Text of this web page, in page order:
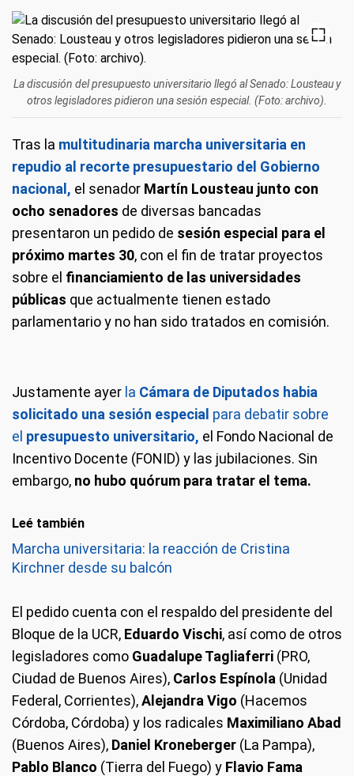
La discusión del presupuesto universitario llegó al Senado: Lousteau y
otros legisladores pidieron una sesión especial. (Foto: archivo).
Tras la multitudinaria marcha universitaria en
repudio al recorte presupuestario del Gobierno
nacional, el senador Martín Lousteau junto con
ocho senadores de diversas bancadas
presentaron un pedido de sesión especial para el
próximo martes 30, con el fin de tratar proyectos
sobre el financiamiento de las universidades
públicas que actualmente tienen estado
parlamentario y no han sido tratados en comisión.
Justamente ayer la Cámara de Diputados habia
solicitado una sesión especial para debatir sobre
el presupuesto universitario, el Fondo Nacional de
Incentivo Docente (FONID) y las jubilaciones. Sin
embargo, no hubo quórum para tratar el tema.
Leé también
Marcha universitaria: la reacción de Cristina
Kirchner desde su balcón
El pedido cuenta con el respaldo del presidente del
Bloque de la UCR, Eduardo Vischi, así como de otros
legisladores como Guadalupe Tagliaferri (PRO,
Ciudad de Buenos Aires), Carlos Espínola (Unidad
Federal, Corrientes),Alejandra Vigo (Hacemos
Córdoba, Córdoba) y los radicales Maximiliano Abad
(Buenos Aires), Daniel Kroneberger (La Pampa),
Pablo Blanco (Tierra del Fuego) y Flavio Fama